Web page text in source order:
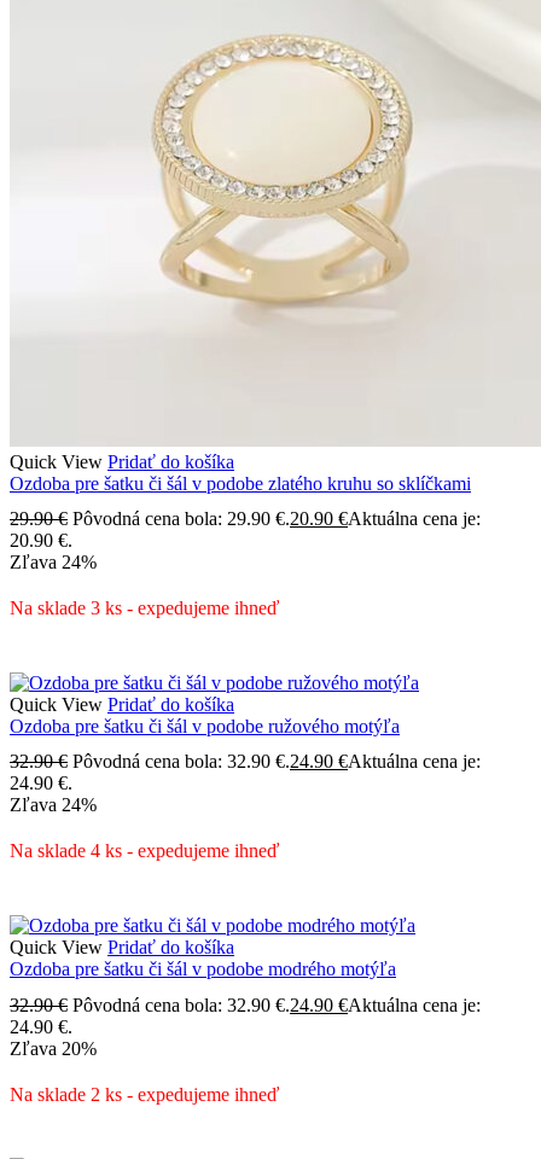
Quick View Pridať do košíka
Ozdoba pre šatku či šál v podobe zlatého kruhu so sklíčkami
29.90€ Pôvodná cena bola: 29.90 €.20.90 €Aktuálna cena je:
20.90 €.
Zľava 24%
Na sklade 3 ks - expedujeme ihneď
Quick View Pridať do košíka
Ozdoba pre šatku či šál v podobe ružového motýľa
32.90€ Pôvodná cena bola: 32.90 €.24.90 €Aktuálna cena je:
24.90 €.
Zľava 24%
Na sklade 4 ks - expedujeme ihneď
Quick View Pridať do košíka
Ozdoba pre šatku či šál v podobe modrého motýľa
32.90€ Pôvodná cena bola: 32.90 €.24.90 €Aktuálna cena je:
24.90 €.
Zľava 20%
Na sklade 2 ks - expedujeme ihneď